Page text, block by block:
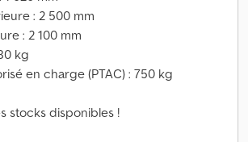
: 2 500 mm
: 2 100 mm
kg
en charge (PTAC) : 750 kg
stocks disponibles !